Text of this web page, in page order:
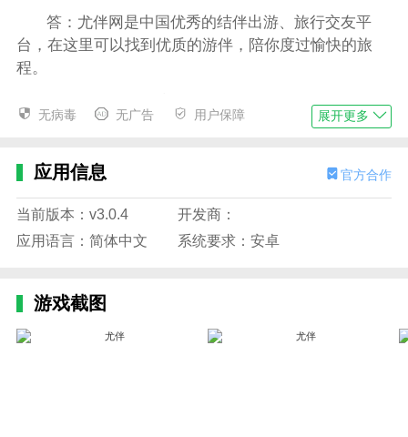
答：尤伴网是中国优秀的结伴出游、旅行交友平
台，在这里可以找到优质的游伴，陪你度过愉快的旅
程。
时间；很多人在游伴旅行找到了自己的满意的游伴。我
们一直诚信对待会员，很多会员口碑相传，为我们宣
传。尤伴网致力于长期、良性发展，为大家提供一个真
实、人性化的旅行交友平台。
答：自己需要多加小心，万一被骗了，请向管理员
举报，情况属实的，我们会查封骗子的帐号；如果构成
无病毒 无广告 用户保障 展开更多
应用信息 官方合作
当前版本：v3.0.4
开发商：
应用语言：简体中文
系统要求：安卓
游戏截图